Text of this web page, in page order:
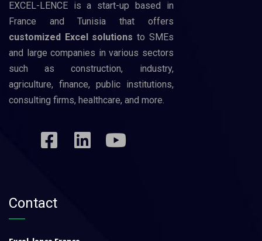
EXCEL-LENCE is a start-up based in
France and Tunisia that offers
customized Excel solutions to SMEs
and large companies in various sectors
such as construction, industry,
agriculture, finance, public institutions,
consulting firms, healthcare, and more.
Contact